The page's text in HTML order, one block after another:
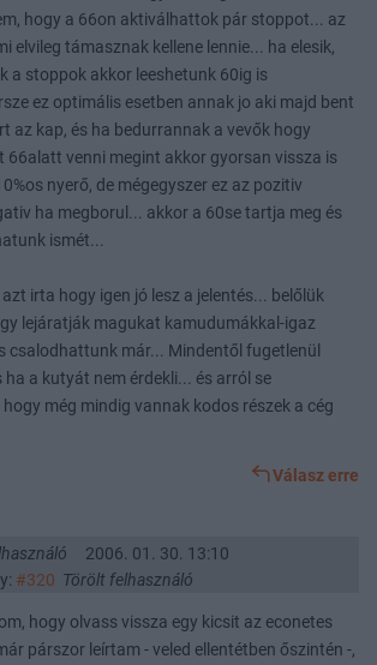
hogy a 66on aktiválhattok pár stoppot... az
elvileg támasznak kellene lennie... ha elesik,
a stoppok akkor leeshetunk 60ig is
ez optimális esetben annak jo aki majd bent
az kap, és ha bedurrannak a vevők hogy
66alatt venni megint akkor gyorsan vissza is
nyerő, de mégegyszer ez az pozitiv
ha megborul... akkor a 60se tartja meg és
ismét...
irta hogy igen jó lesz a jelentés... belőlük
lejáratják magukat kamudumákkal-igaz
csalodhattunk már... Mindentől fugetlenül
ha a kutyát nem érdekli... és arról se
még mindig vannak kodos részek a cég
Válasz erre
2006. 01. 30. 13:10
#320 Törölt felhasználó
hogy olvass vissza egy kicsit az econetes
párszor leírtam - veled ellentétben őszintén -,